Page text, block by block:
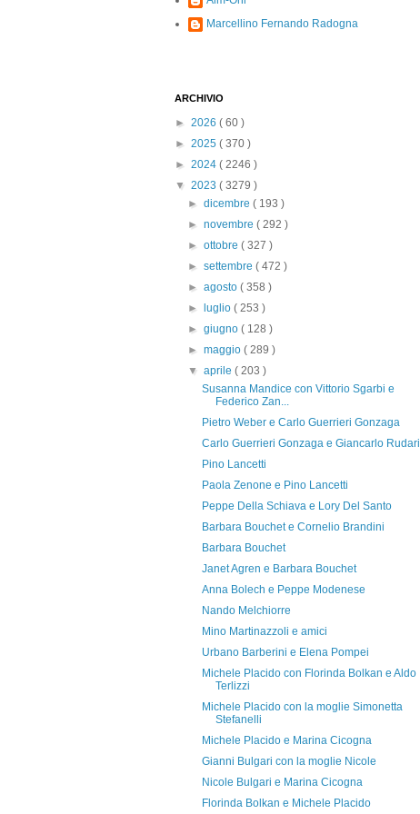
Marcellino Fernando Radogna
ARCHIVIO
► 2026 ( 60 )
► 2025 ( 370 )
► 2024 ( 2246 )
▼ 2023 ( 3279 )
►dicembre( 193 )
►novembre( 292 )
►ottobre( 327 )
►settembre( 472 )
►agosto( 358 )
►
luglio( 253 )
►giugno( 128 )
►maggio( 289 )
▼aprile( 203 )
Susanna Mandice con Vittorio Sgarbi e
Federico Zan...
Pietro Weber e Carlo Guerrieri Gonzaga
Carlo Guerrieri Gonzaga e Giancarlo Rudari
Pino Lancetti
Paola Zenone e Pino Lancetti
Peppe Della Schiava e Lory Del Santo
Barbara Bouchet e Cornelio Brandini
Barbara Bouchet
Janet Agren e Barbara Bouchet
Anna Bolech e Peppe Modenese
Nando Melchiorre
Mino Martinazzoli e amici
Urbano Barberini e Elena Pompei
Michele Placido con Florinda Bolkan e Aldo
Terlizzi
Michele Placido con la moglie Simonetta
Stefanelli
Michele Placido e Marina Cicogna
Gianni Bulgari con la moglie Nicole
Nicole Bulgari e Marina Cicogna
Florinda Bolkan e Michele Placido